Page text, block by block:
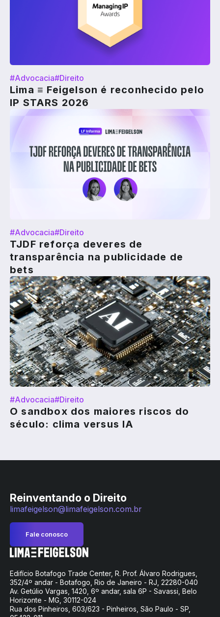
#Advocacia#Direito
Lima ≡ Feigelson é reconhecido pelo
IP STARS 2026
#Advocacia#Direito
TJDF reforça deveres de
transparência na publicidade de
bets
#Advocacia#Direito
O sandbox dos maiores riscos do
século: clima versus IA
Reinventando o Direito
limafeigelson@limafeigelson.com.br
Fale conosco
Edifício Botafogo Trade Center, R. Prof. Álvaro Rodrigues,
352/4º andar - Botafogo, Rio de Janeiro - RJ, 22280-040
Av. Getúlio Vargas, 1420, 6º andar, sala 6P - Savassi, Belo
Horizonte - MG, 30112-024
Rua dos Pinheiros, 603/623 - Pinheiros, São Paulo - SP,